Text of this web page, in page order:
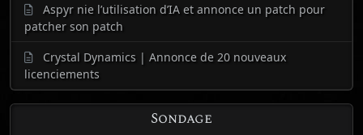
Aspyr nie l’utilisation d’IA et annonce un patch pour
patcher son patch
Crystal Dynamics | Annonce de 20 nouveaux
licenciements
Sondage